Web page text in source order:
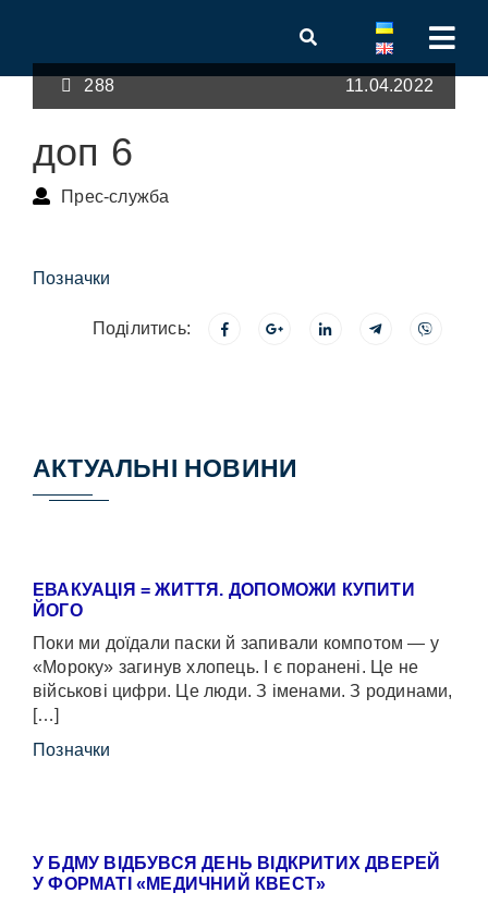
288 11.04.2022
доп 6
Прес-служба
Позначки
Поділитись:
АКТУАЛЬНІ НОВИНИ
ЕВАКУАЦІЯ = ЖИТТЯ. ДОПОМОЖИ КУПИТИ
ЙОГО
Поки ми доїдали паски й запивали компотом — у
«Мороку» загинув хлопець. І є поранені. Це не
військові цифри. Це люди. З іменами. З родинами,
[…]
Позначки
У БДМУ ВІДБУВСЯ ДЕНЬ ВІДКРИТИХ ДВЕРЕЙ
У ФОРМАТІ «МЕДИЧНИЙ КВЕСТ»